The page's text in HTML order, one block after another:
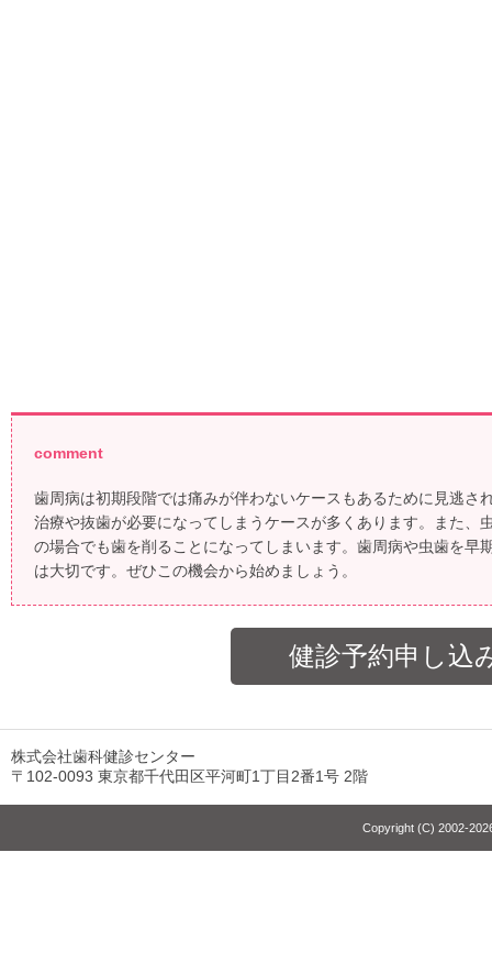
comment
歯周病は初期段階では痛みが伴わないケースもあるために見逃さ
治療や抜歯が必要になってしまうケースが多くあります。また、
の場合でも歯を削ることになってしまいます。歯周病や虫歯を早
は大切です。ぜひこの機会から始めましょう。
健診予約申し込
株式会社歯科健診センター
〒102-0093 東京都千代田区平河町1丁目2番1号 2階
Copyright (C) 2002-